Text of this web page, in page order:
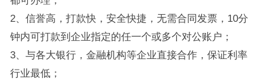
2、信誉高，打款快，安全快捷，无需合同发票，10分
钟内可打款到企业指定的任一个或多个对公账户；
3、与各大银行，金融机构等企业直接合作，保证利率
行业最低；